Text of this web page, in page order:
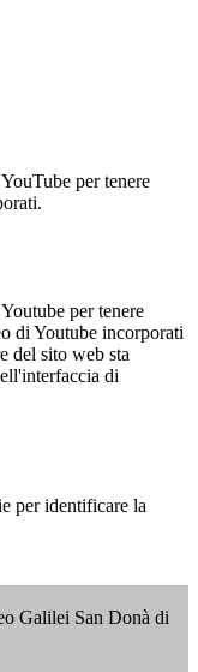
per tenere
per tenere
di Youtube incorporati
del sito web sta
di
per identificare la
Galilei San Donà di